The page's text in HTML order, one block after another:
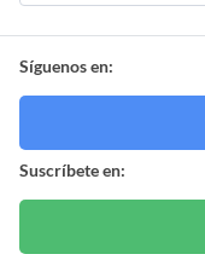
Síguenos en:
Suscríbete en: